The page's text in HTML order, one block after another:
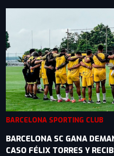
BARCELONA SPORTING CLUB
BARCELONA SC GANA
CASO FÉLIX TORRES Y